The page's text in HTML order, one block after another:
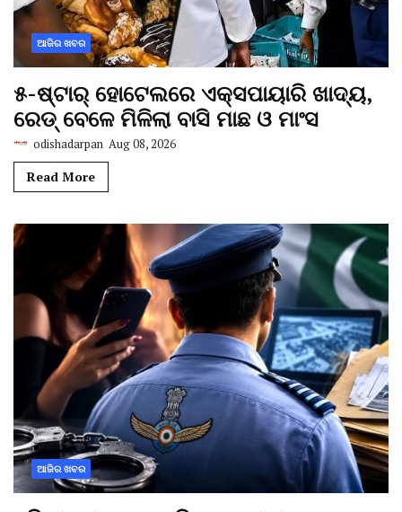
ଆଜିର ଖବର
୫-ଷ୍ଟାର୍ ହୋଟେଲରେ ଏକ୍ସପାୟାରି ଖାଦ୍ୟ,
ରେଡ୍ ବେଳେ ମିଳିଲା ବାସି ମାଛ ଓ ମାଂସ
odishadarpan Aug 08, 2026
Read More
ଆଜିର ଖବର